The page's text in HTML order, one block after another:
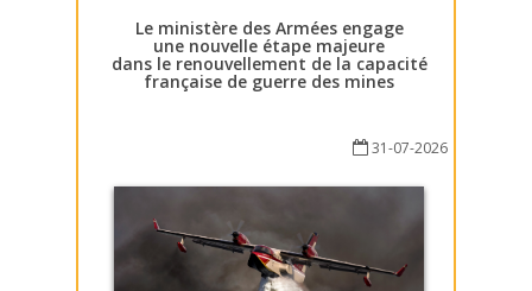
Le ministère des Armées engage
une nouvelle étape majeure
dans le renouvellement de la capacité
française de guerre des mines
31-07-2026